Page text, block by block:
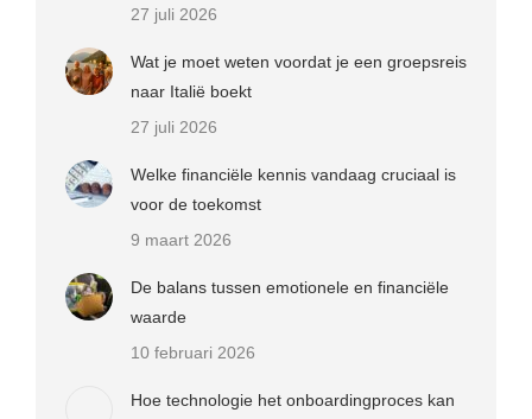
27 juli 2026
Wat je moet weten voordat je een groepsreis
naar Italië boekt
27 juli 2026
Welke financiële kennis vandaag cruciaal is
voor de toekomst
9 maart 2026
De balans tussen emotionele en financiële
waarde
10 februari 2026
Hoe technologie het onboardingproces kan